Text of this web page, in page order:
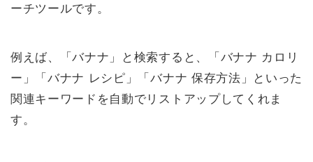
ーチツールです。
例えば、「バナナ」と検索すると、「バナナ カロリ
ー」「バナナ レシピ」「バナナ 保存方法」といった
関連キーワードを自動でリストアップしてくれま
す。